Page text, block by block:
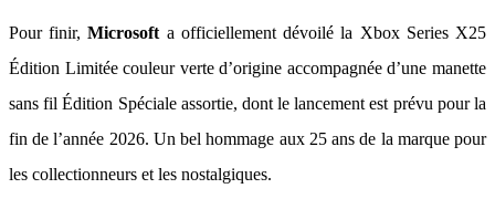
Pour finir,Microsoft a officiellement dévoilé la Xbox Series X25
Édition Limitée couleur verte d’origine accompagnée d’une manette
sans fil Édition Spéciale assortie, dont le lancement est prévu pour la
fin de l’année 2026. Un bel hommage aux 25 ans de la marque pour
les collectionneurs et les nostalgiques.